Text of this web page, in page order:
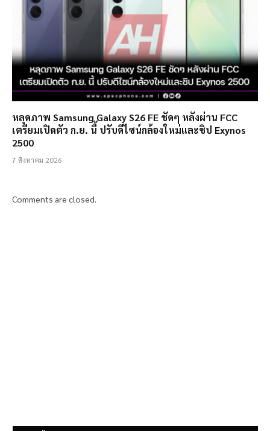
หลุดภาพ Samsung Galaxy S26 FE ชัดๆ หลังผ่าน FCC
เตรียมเปิดตัว ก.ย. นี้ ปรับดีไซน์กล้องใหม่และชิป Exynos
2500
7 สิงหาคม 2026
Comments are closed.